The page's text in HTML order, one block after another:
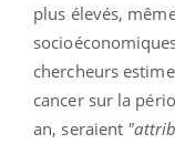
plus élevés,
chercheurs
cancer sur la
an, seraient